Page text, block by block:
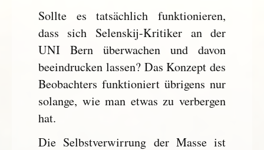
Sollte es tatsächlich funktionieren,
dass sich Selenskij-Kritiker an der
UNI Bern überwachen und davon
beeindrucken lassen? Das Konzept des
Beobachters funktioniert übrigens nur
solange, wie man etwas zu verbergen
hat.
Die Selbstverwirrung der Masse ist